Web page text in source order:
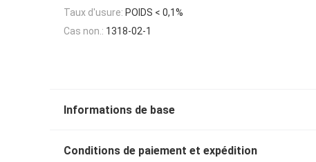
Taux d'usure: POIDS < 0,1%
Cas non.: 1318-02-1
Informations de base
Conditions de paiement et expédition